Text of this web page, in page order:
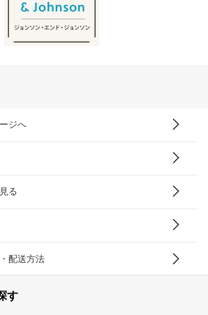
ジへ
る
配送方法
す